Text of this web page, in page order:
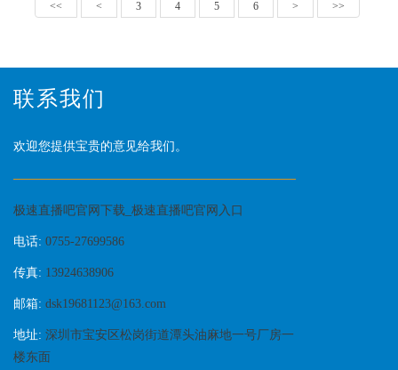
<< < 3 4 5 6 > >>
联系我们
欢迎您提供宝贵的意见给我们。
极速直播吧官网下载_极速直播吧官网入口
电话: 0755-27699586
传真: 13924638906
邮箱: dsk19681123@163.com
地址: 深圳市宝安区松岗街道潭头油麻地一号厂房一
楼东面